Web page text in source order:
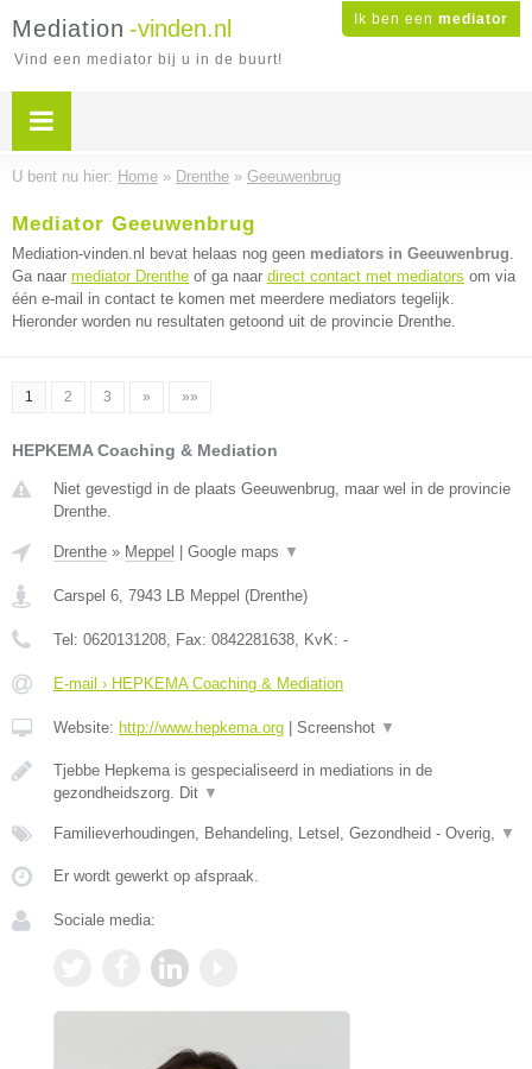
Ik ben een mediator
Mediation -vinden.nl
Vind een mediator bij u in de buurt!
U bent nu hier: Home » Drenthe » Geeuwenbrug
Mediator Geeuwenbrug
Mediation-vinden.nl bevat helaas nog geen mediators in Geeuwenbrug.
Ga naar mediator Drenthe of ga naar direct contact met mediators om via
één e-mail in contact te komen met meerdere mediators tegelijk.
Hieronder worden nu resultaten getoond uit de provincie Drenthe.
1 2 3 » »»
HEPKEMA Coaching & Mediation
Niet gevestigd in de plaats Geeuwenbrug, maar wel in de provincie
Drenthe.
Drenthe » Meppel Google maps ▼
Carspel 6, 7943 LB Meppel (Drenthe)
Tel: 0620131208, Fax: 0842281638, KvK: -
E-mail › HEPKEMA Coaching & Mediation
Website: http://www.hepkema.org Screenshot ▼
Tjebbe Hepkema is gespecialiseerd in mediations in de
gezondheidszorg. Dit ▼
Familieverhoudingen, Behandeling, Letsel, Gezondheid - Overig, ▼
Er wordt gewerkt op afspraak.
Sociale media: